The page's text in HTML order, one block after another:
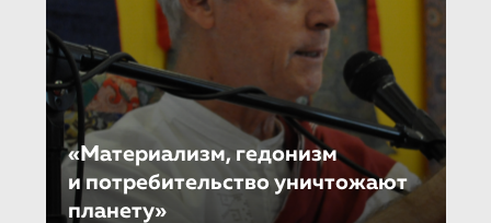
«Материализм, гедонизм
и потребитель­ство уничтожают
планету»